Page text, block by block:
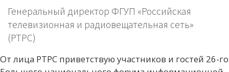
Генеральный директор ФГУП «Российская
телевизионная и радиовещательная сеть»
(РТРС)
От лица РТРС приветствую участников и гостей 26-го